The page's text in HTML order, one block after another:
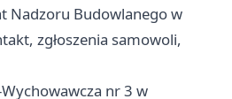
Nadzoru Budowlanego w
zgłoszenia samowoli,
nr 3 w